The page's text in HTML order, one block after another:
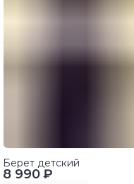
8 990 ₽
Берет детский